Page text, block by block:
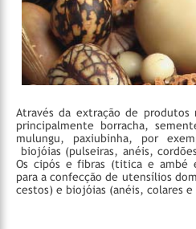
Através da extração de produtos
principalmente borracha,
mulungu, paxiubinha, por
biojóias (pulseiras, anéis,
Os cipós e fibras (titica e ambé
para a confecção de utensílios
cestos) e biojóias (anéis, colares e